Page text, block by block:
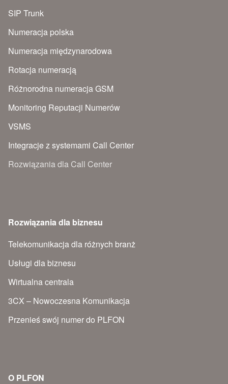
SIP Trunk
Numeracja polska
Numeracja międzynarodowa
Rotacja numeracją
Różnorodna numeracja GSM
Monitoring Reputacji Numerów
VSMS
Integracje z systemami Call Center
Rozwiązania dla Call Center
Rozwiązania dla biznesu
Telekomunikacja dla różnych branż
Usługi dla biznesu
Wirtualna centrala
3CX – Nowoczesna Komunikacja
Przenieś swój numer do PLFON
O PLFON